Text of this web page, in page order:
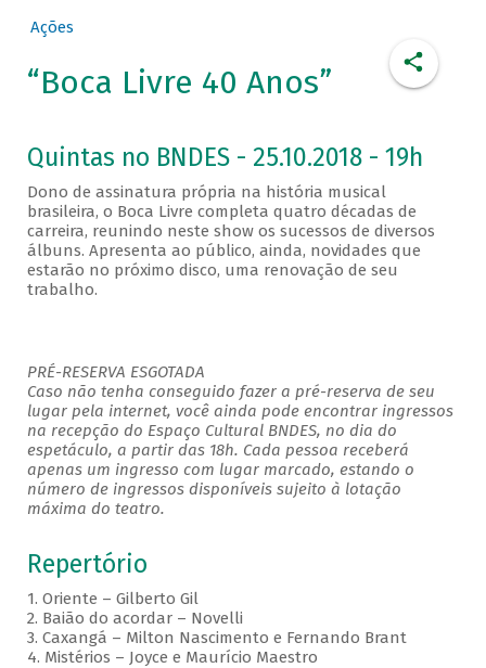
Ações
“Boca Livre 40 Anos”
Quintas no BNDES - 25.10.2018 - 19h
Dono de assinatura própria na história musical
brasileira, o Boca Livre completa quatro décadas de
carreira, reunindo neste show os sucessos de diversos
álbuns. Apresenta ao público, ainda, novidades que
estarão no próximo disco, uma renovação de seu
trabalho.
PRÉ-RESERVA ESGOTADA
Caso não tenha conseguido fazer a pré-reserva de seu
lugar pela internet, você ainda pode encontrar ingressos
na recepção do Espaço Cultural BNDES, no dia do
espetáculo, a partir das 18h. Cada pessoa receberá
apenas um ingresso com lugar marcado, estando o
número de ingressos disponíveis sujeito à lotação
máxima do teatro.
Repertório
1. Oriente – Gilberto Gil
2. Baião do acordar – Novelli
3. Caxangá – Milton Nascimento e Fernando Brant
4. Mistérios – Joyce e Maurício Maestro